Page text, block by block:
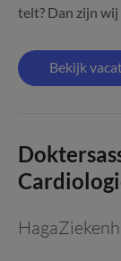
telt? Dan zijn
Bekijk